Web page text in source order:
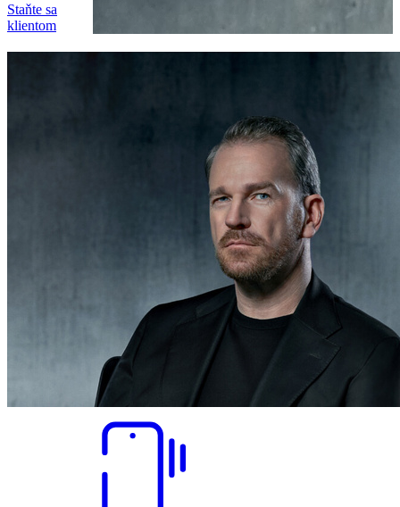
Staňte sa
klientom